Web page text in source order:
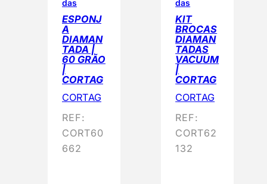
das
ESPONJ
A
DIAMAN
TADA |
60 GRÃO
|
CORTAG
CORTAG
REF:
CORT60
662
das
KIT
BROCAS
DIAMAN
TADAS
VACUUM
|
CORTAG
CORTAG
REF:
CORT62
132